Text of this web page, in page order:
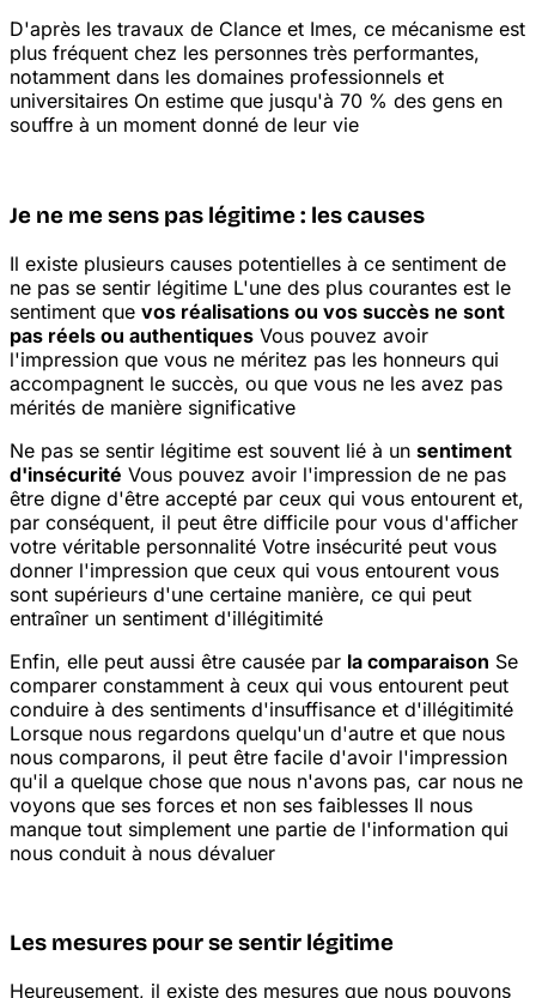
D'après les travaux de Clance et Imes, ce mécanisme est
plus fréquent chez les personnes très performantes,
notamment dans les domaines professionnels et
universitaires On estime que jusqu'à 70 % des gens en
souffre à un moment donné de leur vie
Je ne me sens pas légitime : les causes
Il existe plusieurs causes potentielles à ce sentiment de
ne pas se sentir légitime L'une des plus courantes est le
sentiment que vos réalisations ou vos succès ne sont
pas réels ou authentiques Vous pouvez avoir
l'impression que vous ne méritez pas les honneurs qui
accompagnent le succès, ou que vous ne les avez pas
mérités de manière significative
Ne pas se sentir légitime est souvent lié à un sentiment
d'insécurité Vous pouvez avoir l'impression de ne pas
être digne d'être accepté par ceux qui vous entourent et,
par conséquent, il peut être difficile pour vous d'afficher
votre véritable personnalité Votre insécurité peut vous
donner l'impression que ceux qui vous entourent vous
sont supérieurs d'une certaine manière, ce qui peut
entraîner un sentiment d'illégitimité
Enfin, elle peut aussi être causée par la comparaison Se
comparer constamment à ceux qui vous entourent peut
conduire à des sentiments d'insuffisance et d'illégitimité
Lorsque nous regardons quelqu'un d'autre et que nous
nous comparons, il peut être facile d'avoir l'impression
qu'il a quelque chose que nous n'avons pas, car nous ne
voyons que ses forces et non ses faiblesses Il nous
manque tout simplement une partie de l'information qui
nous conduit à nous dévaluer
Les mesures pour se sentir légitime
Heureusement, il existe des mesures que nous pouvons